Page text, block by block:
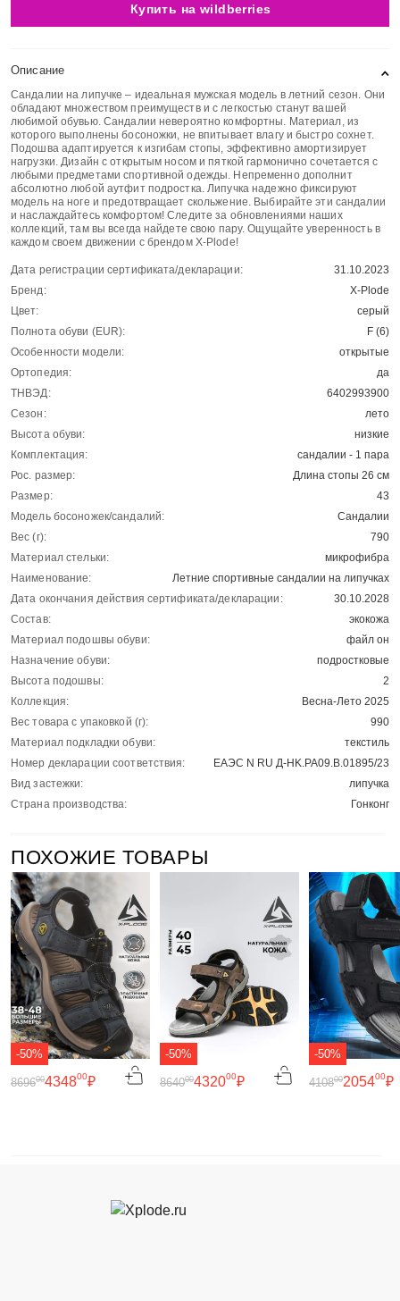
Купить на wildberries
Описание
Сандалии на липучке – идеальная мужская модель в летний сезон. Они
обладают множеством преимуществ и с легкостью станут вашей
любимой обувью. Сандалии невероятно комфортны. Материал, из
которого выполнены босоножки, не впитывает влагу и быстро сохнет.
Подошва адаптируется к изгибам стопы, эффективно амортизирует
нагрузки. Дизайн с открытым носом и пяткой гармонично сочетается с
любыми предметами спортивной одежды. Непременно дополнит
абсолютно любой аутфит подростка. Липучка надежно фиксируют
модель на ноге и предотвращает скольжение. Выбирайте эти сандалии
и наслаждайтесь комфортом! Следите за обновлениями наших
коллекций, там вы всегда найдете свою пару. Ощущайте уверенность в
каждом своем движении с брендом X-Plode!
Дата регистрации сертификата/декларации:
31.10.2023
Бренд:
X-Plode
Цвет:
серый
Полнота обуви (EUR):
F (6)
Особенности модели:
открытые
Ортопедия:
да
ТНВЭД:
6402993900
Сезон:
лето
Высота обуви:
низкие
Комплектация:
сандалии - 1 пара
Рос. размер:
Длина стопы 26 см
Размер:
43
Модель босоножек/сандалий:
Сандалии
Вес (г):
790
Материал стельки:
микрофибра
Наименование:
Летние спортивные сандалии на липучках
Дата окончания действия сертификата/декларации:
30.10.2028
Состав:
экокожа
Материал подошвы обуви:
файл он
Назначение обуви:
подростковые
Высота подошвы:
2
Коллекция:
Весна-Лето 2025
Вес товара с упаковкой (г):
990
Материал подкладки обуви:
текстиль
Номер декларации соответствия:
ЕАЭС N RU Д-HK.РА09.В.01895/23
Вид застежки:
липучка
Страна производства:
Гонконг
ПОХОЖИЕ ТОВАРЫ
-50%
434800₽
869600
-50%
432000₽
864000
-50%
205400₽
410800